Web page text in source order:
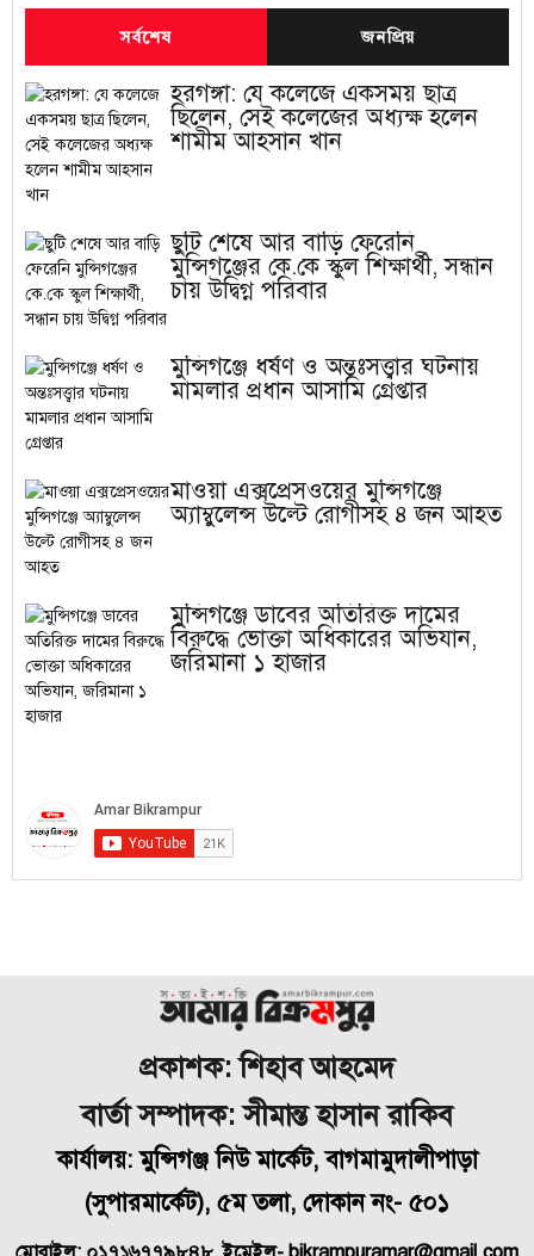
সর্বশেষ জনপ্রিয়
হরগঙ্গা: যে কলেজে একসময় ছাত্র
ছিলেন, সেই কলেজের অধ্যক্ষ হলেন
শামীম আহসান খান
ছুটি শেষে আর বাড়ি ফেরেনি
মুন্সিগঞ্জের কে.কে স্কুল শিক্ষার্থী, সন্ধান
চায় উদ্বিগ্ন পরিবার
মুন্সিগঞ্জে ধর্ষণ ও অন্তঃসত্ত্বার ঘটনায়
মামলার প্রধান আসামি গ্রেপ্তার
মাওয়া এক্সপ্রেসওয়ের মুন্সিগঞ্জে
অ্যাম্বুলেন্স উল্টে রোগীসহ ৪ জন আহত
মুন্সিগঞ্জে ডাবের অতিরিক্ত দামের
বিরুদ্ধে ভোক্তা অধিকারের অভিযান,
জরিমানা ১ হাজার
প্রকাশক: শিহাব আহমেদ
বার্তা সম্পাদক: সীমান্ত হাসান রাকিব
কার্যালয়: মুন্সিগঞ্জ নিউ মার্কেট, বাগমামুদালীপাড়া
(সুপারমার্কেট), ৫ম তলা, দোকান নং- ৫০১